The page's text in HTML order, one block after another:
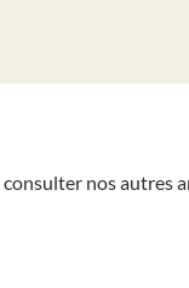
consulter nos autres